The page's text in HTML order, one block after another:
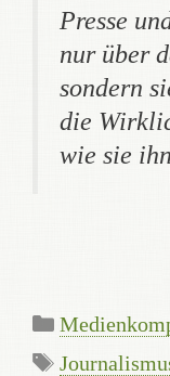
Presse
nur über
sondern
die
wie sie
Kategorien